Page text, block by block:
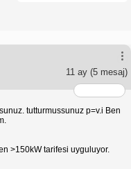
11 ay (5 mesaj)
tutturmussunuz p=v.i Ben
>150kW tarifesi uyguluyor.